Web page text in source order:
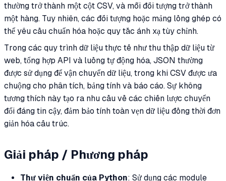
thường trở thành một cột CSV, và mỗi đối tượng trở thành
một hàng. Tuy nhiên, các đối tượng hoặc mảng lồng ghép có
thể yêu cầu chuẩn hóa hoặc quy tắc ánh xạ tùy chỉnh.
Trong các quy trình dữ liệu thực tế như thu thập dữ liệu từ
web, tổng hợp API và luồng tự động hóa, JSON thường
được sử dụng để vận chuyển dữ liệu, trong khi CSV được ưa
chuộng cho phân tích, bảng tính và báo cáo. Sự không
tương thích này tạo ra nhu cầu về các chiến lược chuyển
đổi đáng tin cậy, đảm bảo tính toàn vẹn dữ liệu đồng thời đơn
giản hóa cấu trúc.
Giải pháp / Phương pháp
Thư viện chuẩn của Python: Sử dụng các module